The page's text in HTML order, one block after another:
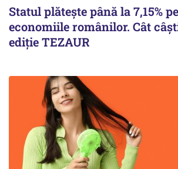
Statul plătește până la 7,15%
economiile românilor. Cât
ediție TEZAUR